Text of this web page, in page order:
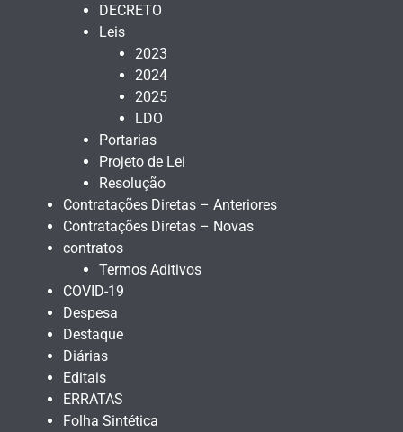
DECRETO
Leis
2023
2024
2025
LDO
Portarias
Projeto de Lei
Resolução
Contratações Diretas – Anteriores
Contratações Diretas – Novas
contratos
Termos Aditivos
COVID-19
Despesa
Destaque
Diárias
Editais
ERRATAS
Folha Sintética